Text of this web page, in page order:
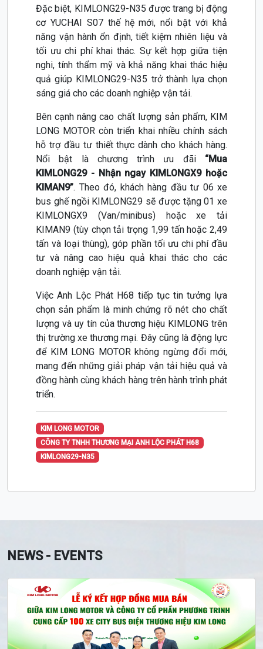
Đặc biệt, KIMLONG29-N35 được trang bị động
cơ YUCHAI S07 thế hệ mới, nổi bật với khả
năng vận hành ổn định, tiết kiệm nhiên liệu và
tối ưu chi phí khai thác. Sự kết hợp giữa tiện
nghi, tính thẩm mỹ và khả năng khai thác hiệu
quả giúp KIMLONG29-N35 trở thành lựa chọn
sáng giá cho các doanh nghiệp vận tải.
Bên cạnh nâng cao chất lượng sản phẩm, KIM
LONG MOTOR còn triển khai nhiều chính sách
hỗ trợ đầu tư thiết thực dành cho khách hàng.
Nổi bật là chương trình ưu đãi “Mua
KIMLONG29 - Nhận ngay KIMLONGX9 hoặc
KIMAN9”. Theo đó, khách hàng đầu tư 06 xe
bus ghế ngồi KIMLONG29 sẽ được tặng 01 xe
KIMLONGX9 (Van/minibus) hoặc xe tải
KIMAN9 (tùy chọn tải trọng 1,99 tấn hoặc 2,49
tấn và loại thùng), góp phần tối ưu chi phí đầu
tư và nâng cao hiệu quả khai thác cho các
doanh nghiệp vận tải.
Việc Anh Lộc Phát H68 tiếp tục tin tưởng lựa
chọn sản phẩm là minh chứng rõ nét cho chất
lượng và uy tín của thương hiệu KIMLONG trên
thị trường xe thương mại. Đây cũng là động lực
để KIM LONG MOTOR không ngừng đổi mới,
mang đến những giải pháp vận tải hiệu quả và
đồng hành cùng khách hàng trên hành trình phát
triển.
KIM LONG MOTOR
CÔNG TY TNHH THƯƠNG MẠI ANH LỘC PHÁT H68
KIMLONG29-N35
NEWS - EVENTS